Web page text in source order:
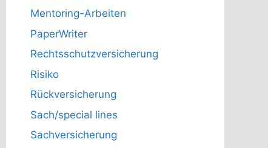
Mentoring-Arbeiten
PaperWriter
Rechtsschutzversicherung
Risiko
Rückversicherung
Sach/special lines
Sachversicherung